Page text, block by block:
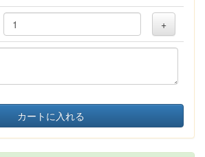
+
カートに入れる